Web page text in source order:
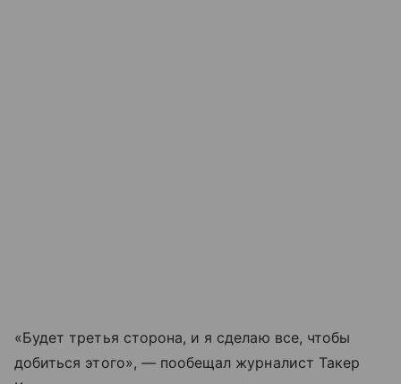
«Будет третья сторона, и я сделаю все, чтобы
добиться этого», — пообещал журналист Такер